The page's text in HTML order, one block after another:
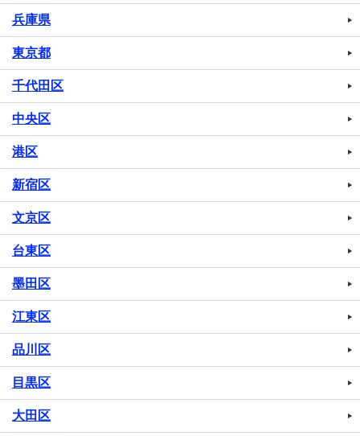
兵庫県
東京都
千代田区
中央区
港区
新宿区
文京区
台東区
墨田区
江東区
品川区
目黒区
大田区